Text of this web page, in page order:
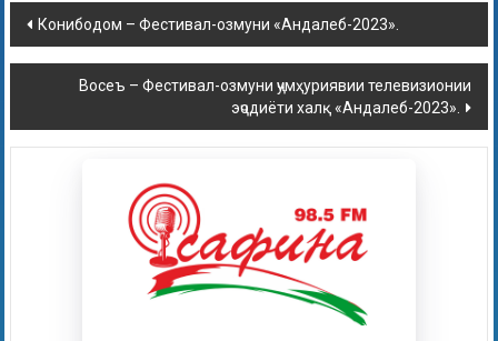
Конибодом – Фестивал-озмуни «Андалеб-2023».
Восеъ – Фестивал-озмуни ҷумҳуриявии телевизионии
эҷодиёти халқ «Андалеб-2023».